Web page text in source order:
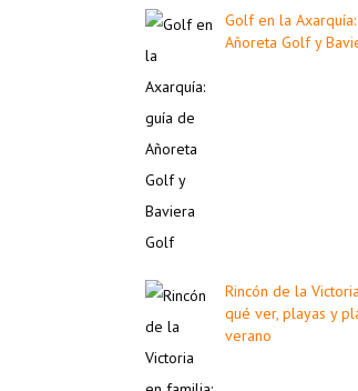
Golf en la
Añoreta Golf y
Rincón de la
qué ver, playas y
verano